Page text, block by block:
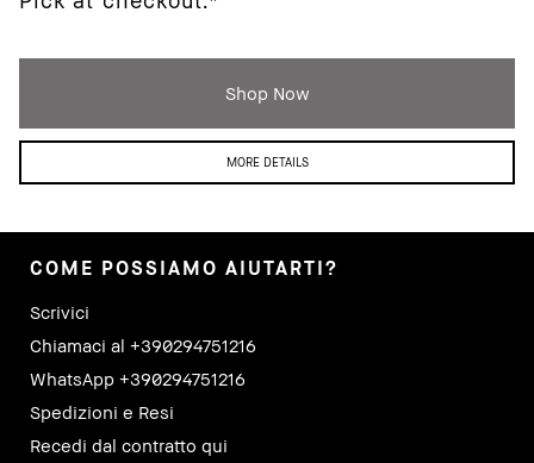
MORE DETAILS
Shop Now
COME POSSIAMO AIUTARTI?
Scrivici
Chiamaci al +390294751216
WhatsApp +390294751216
Spedizioni e Resi
Recedi dal contratto qui